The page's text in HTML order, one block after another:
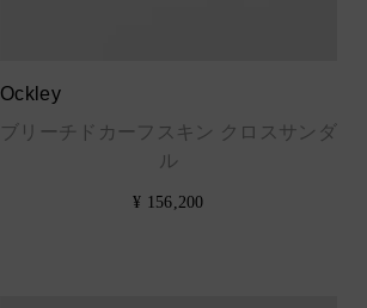
Ockley
ブリーチドカーフスキン クロスサンダ
ル
¥ 156,200